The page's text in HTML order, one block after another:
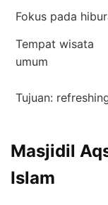
Fokus pada
Tempat wisata
umum
Tujuan:
Masjidil
Islam